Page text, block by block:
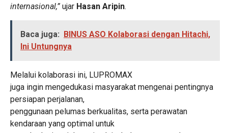
internasional,” ujar Hasan Aripin.
Baca juga: BINUS ASO Kolaborasi dengan Hitachi,
Ini Untungnya
Melalui kolaborasi ini, LUPROMAX
juga ingin mengedukasi masyarakat mengenai pentingnya
persiapan perjalanan,
penggunaan pelumas berkualitas, serta perawatan
kendaraan yang optimal untuk